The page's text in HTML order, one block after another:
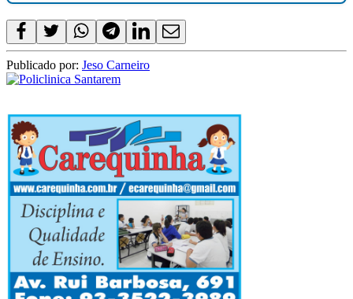
Publicado por: Jeso Carneiro